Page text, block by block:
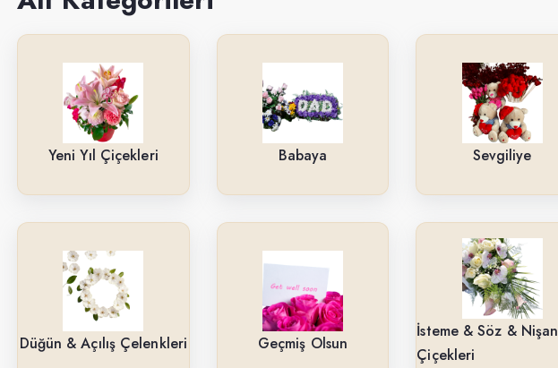
Yeni İş-Terfi
Kutuda Çiçekler
Doğum Gününe
Düğün & Açılış Çelenkleri
Saksı Çiçekleri
Yıl Dönümüne
Güller
Yeni Yıl Çiçekleri Babaya Sevgiliye
Düğün & Açılış Çelenkleri Geçmiş Olsun
İsteme & Söz & Nişan
Çiçekleri